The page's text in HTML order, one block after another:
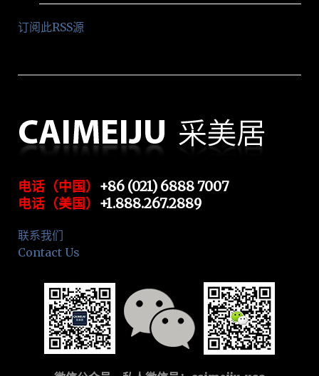
订阅此RSS源
电话（中国） +86 (021) 6888 7007
电话（美国） +1.888.267.2889
联系我们
Contact Us